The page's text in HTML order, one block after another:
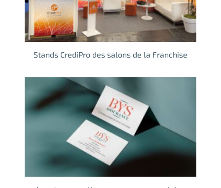
Stands CrediPro des salons de la Franchise